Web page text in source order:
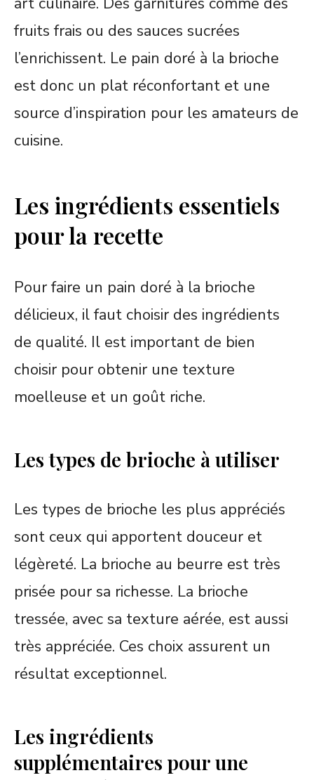
fruits frais ou des sauces sucrées
l’enrichissent. Le pain doré à la brioche
est donc un plat réconfortant et une
source d’inspiration pour les amateurs de
cuisine.
Les ingrédients essentiels
pour la recette
Pour faire un pain doré à la brioche
délicieux, il faut choisir des ingrédients
de qualité. Il est important de bien
choisir pour obtenir une texture
moelleuse et un goût riche.
Les types de brioche à utiliser
Les types de brioche les plus appréciés
sont ceux qui apportent douceur et
légèreté. La brioche au beurre est très
prisée pour sa richesse. La brioche
tressée, avec sa texture aérée, est aussi
très appréciée. Ces choix assurent un
résultat exceptionnel.
Les ingrédients
supplémentaires pour une